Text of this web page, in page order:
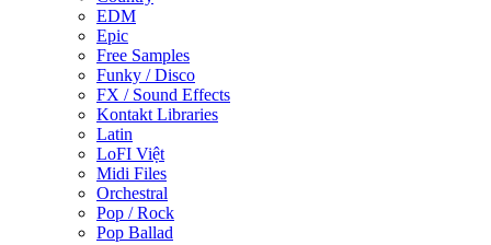
EDM
Epic
Free Samples
Funky / Disco
FX / Sound Effects
Kontakt Libraries
Latin
LoFI Việt
Midi Files
Orchestral
Pop / Rock
Pop Ballad